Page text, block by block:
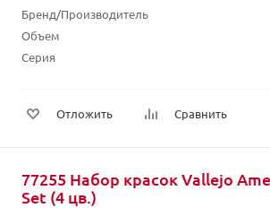
Бренд/Производитель
Объем
Серия
Отложить Сравнить
77255 Набор красок Vallejo
Set (4 цв.)